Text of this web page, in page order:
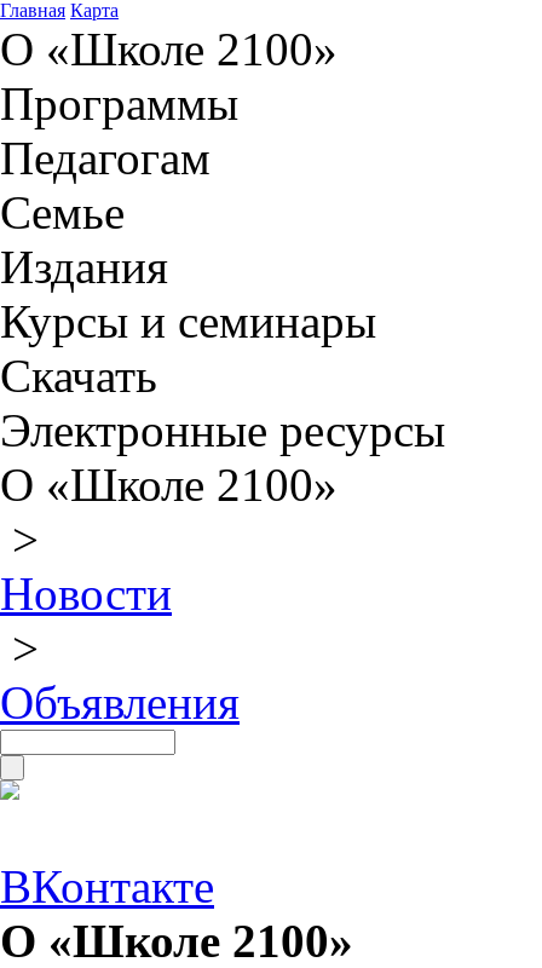
Главная Карта
О «Школе 2100»
Программы
Педагогам
Семье
Издания
Курсы и семинары
Скачать
Электронные ресурсы
О «Школе 2100»
>
Новости
>
Объявления
ВКонтакте
О «Школе 2100»